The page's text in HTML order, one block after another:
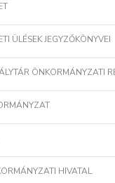
ÜLÉSEK JEGYZŐKÖNYVEI
ÖNKORMÁNYZATI
HIVATAL